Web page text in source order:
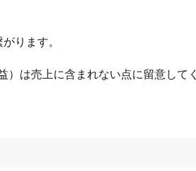
ります。
は売上に含まれない点に留意してく